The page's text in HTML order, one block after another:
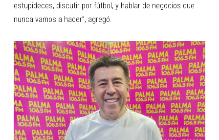
estupideces, discutir por fútbol, y hablar de negocios que
nunca vamos a hacer”, agregó.